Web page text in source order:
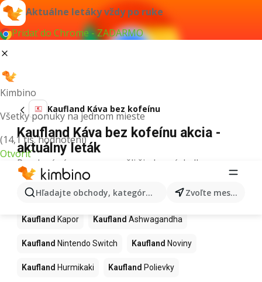
Aktuálne letáky vždy po ruke
Pridať do Chrome - ZADARMO
Kimbino
Všetky ponuky na jednom mieste
(14,1 tis. hodnotení)
Otvoriť
Hľadajte obchody, kategórie, produkty... Zvoľte mesto
Kaufland Káva bez kofeínu
Kaufland Káva bez kofeínu akcia -
aktuálny leták
Pre daný výraz sme nenašli žiadne výsledky.
Ďalšie produkty v obchodoch
Kaufland
Kaufland Kapor Kaufland Ashwagandha
Kaufland Nintendo Switch Kaufland Noviny
Kaufland Hurmikaki Kaufland Polievky